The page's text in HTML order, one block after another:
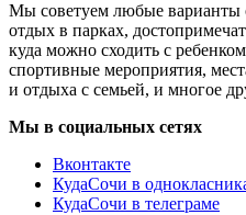
Мы советуем любые
отдых в парках,
куда можно сходить с
спортивные мероприятия,
и отдыха с семьей, и многое
Мы в социальных сетях
Вконтакте
КудаСочи в
КудаСочи в телеграме